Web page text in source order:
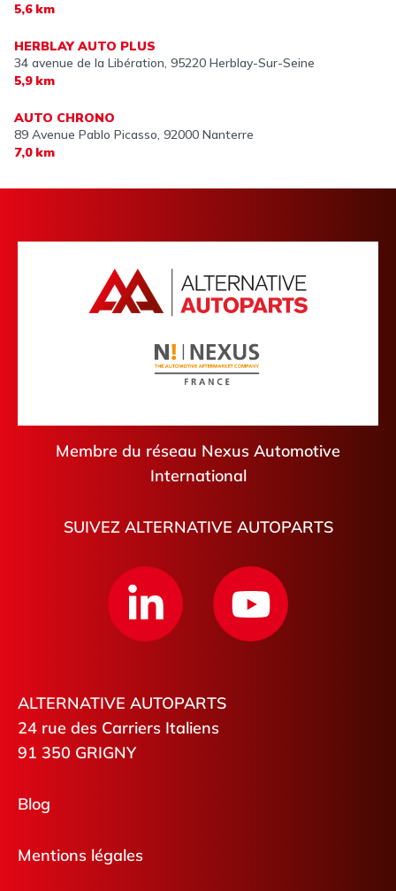
5,6 km
HERBLAY AUTO PLUS
34 avenue de la Libération, 95220 Herblay-Sur-Seine
5,9 km
AUTO CHRONO
89 Avenue Pablo Picasso, 92000 Nanterre
7,0 km
Membre du réseau Nexus Automotive
International
SUIVEZ ALTERNATIVE AUTOPARTS
ALTERNATIVE AUTOPARTS
24 rue des Carriers Italiens
91 350 GRIGNY
Blog
Mentions légales